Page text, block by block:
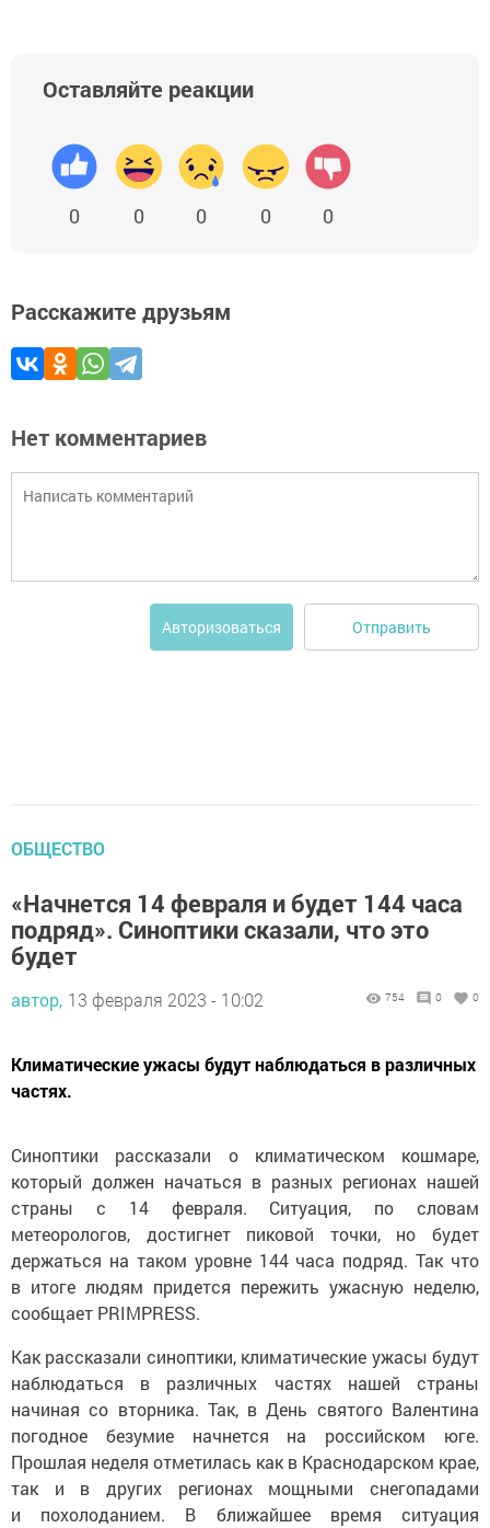
Оставляйте реакции
0 0 0 0 0
Расскажите друзьям
Нет комментариев
Авторизоваться Отправить
ОБЩЕСТВО
«Начнется 14 февраля и будет 144 часа
подряд». Синоптики сказали, что это
будет
автор, 13 февраля 2023 - 10:02 754 0 0
Климатические ужасы будут наблюдаться в различных
частях.
Синоптики рассказали о климатическом кошмаре,
который должен начаться в разных регионах нашей
страны с 14 февраля. Ситуация, по словам
метеорологов, достигнет пиковой точки, но будет
держаться на таком уровне 144 часа подряд. Так что
в итоге людям придется пережить ужасную неделю,
сообщает PRIMPRESS.
Как рассказали синоптики, климатические ужасы будут
наблюдаться в различных частях нашей страны
начиная со вторника. Так, в День святого Валентина
погодное безумие начнется на российском юге.
Прошлая неделя отметилась как в Краснодарском крае,
так и в других регионах мощными снегопадами
и похолоданием. В ближайшее время ситуация